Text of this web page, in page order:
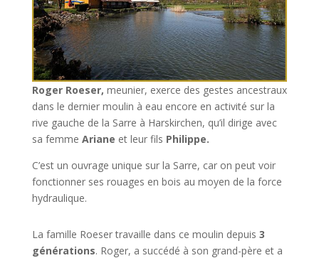
Roger Roeser, meunier, exerce des gestes ancestraux
dans le dernier moulin à eau encore en activité sur la
rive gauche de la Sarre à Harskirchen, qu’il dirige avec
sa femme Ariane et leur fils Philippe.
C’est un ouvrage unique sur la Sarre, car on peut voir
fonctionner ses rouages en bois au moyen de la force
hydraulique.
La famille Roeser travaille dans ce moulin depuis 3
générations. Roger, a succédé à son grand-père et a